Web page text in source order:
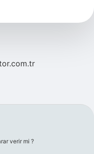
verir mi ?